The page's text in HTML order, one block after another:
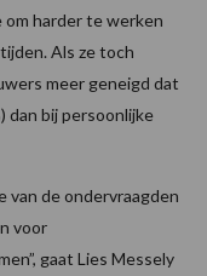
harder te werken
Als ze toch
meer geneigd dat
dan bij persoonlijke
van de ondervraagden
voor
gaat Lies Messely